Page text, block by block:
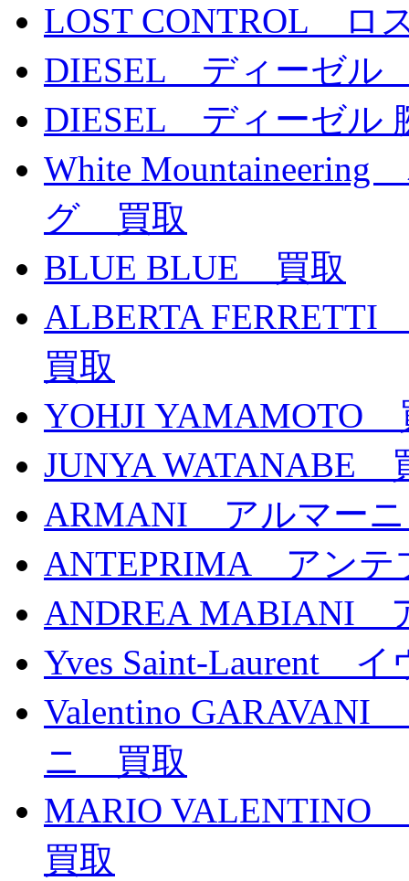
LOST CONTROL ロ
DIESEL ディーゼル
DIESEL ディーゼル
White
グ 買取
BLUE BLUE 買取
ALBERTA
買取
YOHJI YAMAMOTO
JUNYA WATANABE
ARMANI アルマーニ
ANTEPRIMA アン
ANDREA MABIANI
Yves Saint-Laurent
Valentino
ニ 買取
MARIO
買取